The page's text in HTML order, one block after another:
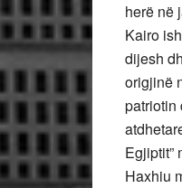
herë në
Kairo
dijesh
origjinë
patriotin
Egjiptit”
Haxhiu